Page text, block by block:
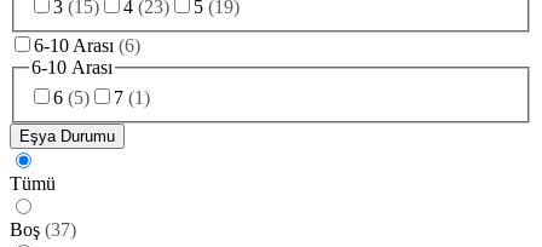
3 (15) 4 (23) 5 (19)
6-10 Arası (6)
6-10 Arası
6 (5) 7 (1)
Eşya Durumu
Tümü
Boş (37)